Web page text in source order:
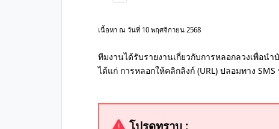
เนื้อหา ณ วันที่ 10 พฤศจิกายน 2568
ทีมงานได้รับรายงานเกี่ยวกับการหลอกลวงเพื่อน
ได้แก่ การหลอกให้คลิกลิงก์ (URL) ปลอมทาง
โปรดทราบ :